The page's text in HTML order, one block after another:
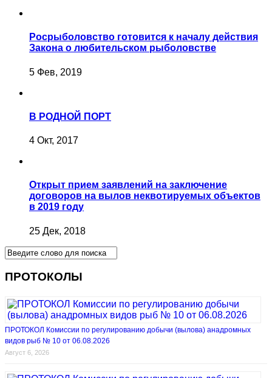
Росрыболовство готовится к началу действия
Закона о любительском рыболовстве
5 Фев, 2019
В РОДНОЙ ПОРТ
4 Окт, 2017
Открыт прием заявлений на заключение
договоров на вылов неквотируемых объектов
в 2019 году
25 Дек, 2018
ПРОТОКОЛЫ
ПРОТОКОЛ Комиссии по регулированию добычи (вылова) анадромных
видов рыб № 10 от 06.08.2026
Август 6, 2026